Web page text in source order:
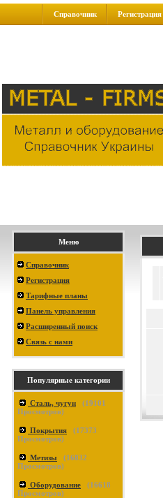
Справочник Регистрация
Меню
Справочник
Регистрация
Тарифные планы
Панель управления
Расширенный поиск
Связь с нами
Популярные категории
Сталь, чугун (19101
Просмотров)
Покрытия (17373
Просмотров)
Метизы (16832
Просмотров)
Оборудование (16618
Просмотров)